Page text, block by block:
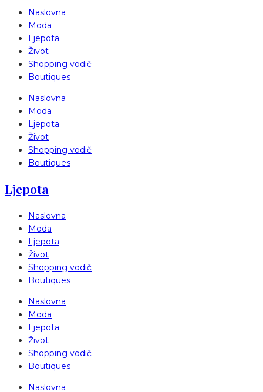
Naslovna
Moda
Ljepota
Život
Shopping vodič
Boutiques
Naslovna
Moda
Ljepota
Život
Shopping vodič
Boutiques
Ljepota
Naslovna
Moda
Ljepota
Život
Shopping vodič
Boutiques
Naslovna
Moda
Ljepota
Život
Shopping vodič
Boutiques
Naslovna